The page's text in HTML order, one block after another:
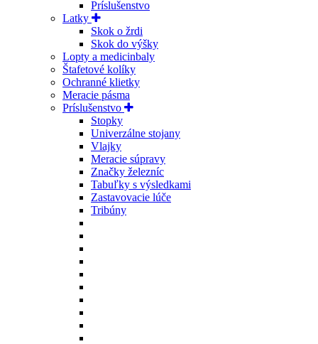
Príslušenstvo
Latky
Skok o žrdi
Skok do výšky
Lopty a medicinbaly
Štafetové kolíky
Ochranné klietky
Meracie pásma
Príslušenstvo
Stopky
Univerzálne stojany
Vlajky
Meracie súpravy
Značky železníc
Tabuľky s výsledkami
Zastavovacie lúče
Tribúny